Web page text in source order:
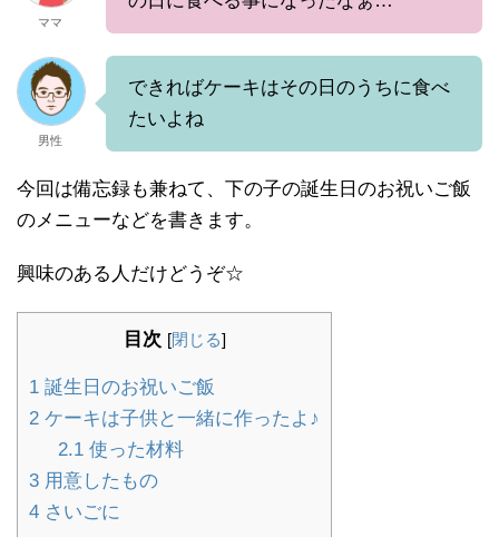
ママ
男性
できればケーキはその日のうちに食べ
たいよね
今回は備忘録も兼ねて、下の子の誕生日のお祝いご飯
のメニューなどを書きます。
興味のある人だけどうぞ☆
目次 [閉じる]
1 誕生日のお祝いご飯
2 ケーキは子供と一緒に作ったよ♪
2.1使った材料
3 用意したもの
4 さいごに